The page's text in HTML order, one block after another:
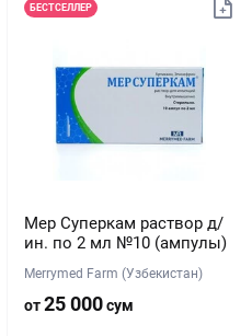
БЕСТСЕЛЛЕР
Мер Суперкам раствор д/
ин. по 2 мл №10 (ампулы)
Merrymed Farm (Узбекистан)
от25 000сум